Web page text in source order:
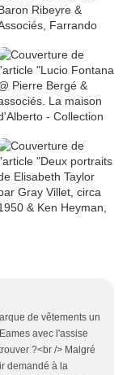
de vêtements un
avec l'assise
?<br /> Malgré
demandé à la